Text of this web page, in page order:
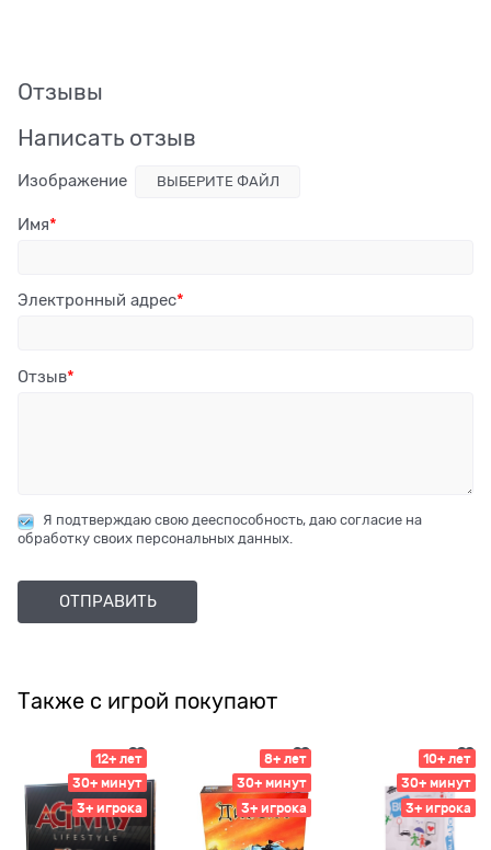
Отзывы
Написать отзыв
Изображение ВЫБЕРИТЕ ФАЙЛ
Имя
Электронный адрес
Отзыв
Я подтверждаю свою дееспособность, даю согласие на
обработку своих персональных данных.
Также с игрой покупают
12+ лет
30+ минут
3+ игрока
8+ лет
30+ минут
3+ игрока
10+ лет
30+ минут
3+ игрока